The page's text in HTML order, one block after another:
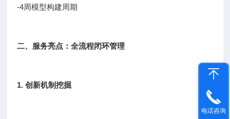
-4周模型构建周期
二、服务亮点：全流程闭环管理
1. 创新机制挖掘
电话咨询